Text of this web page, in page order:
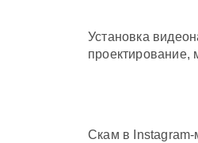
Установка
проектирование,
Скам в Instagram-